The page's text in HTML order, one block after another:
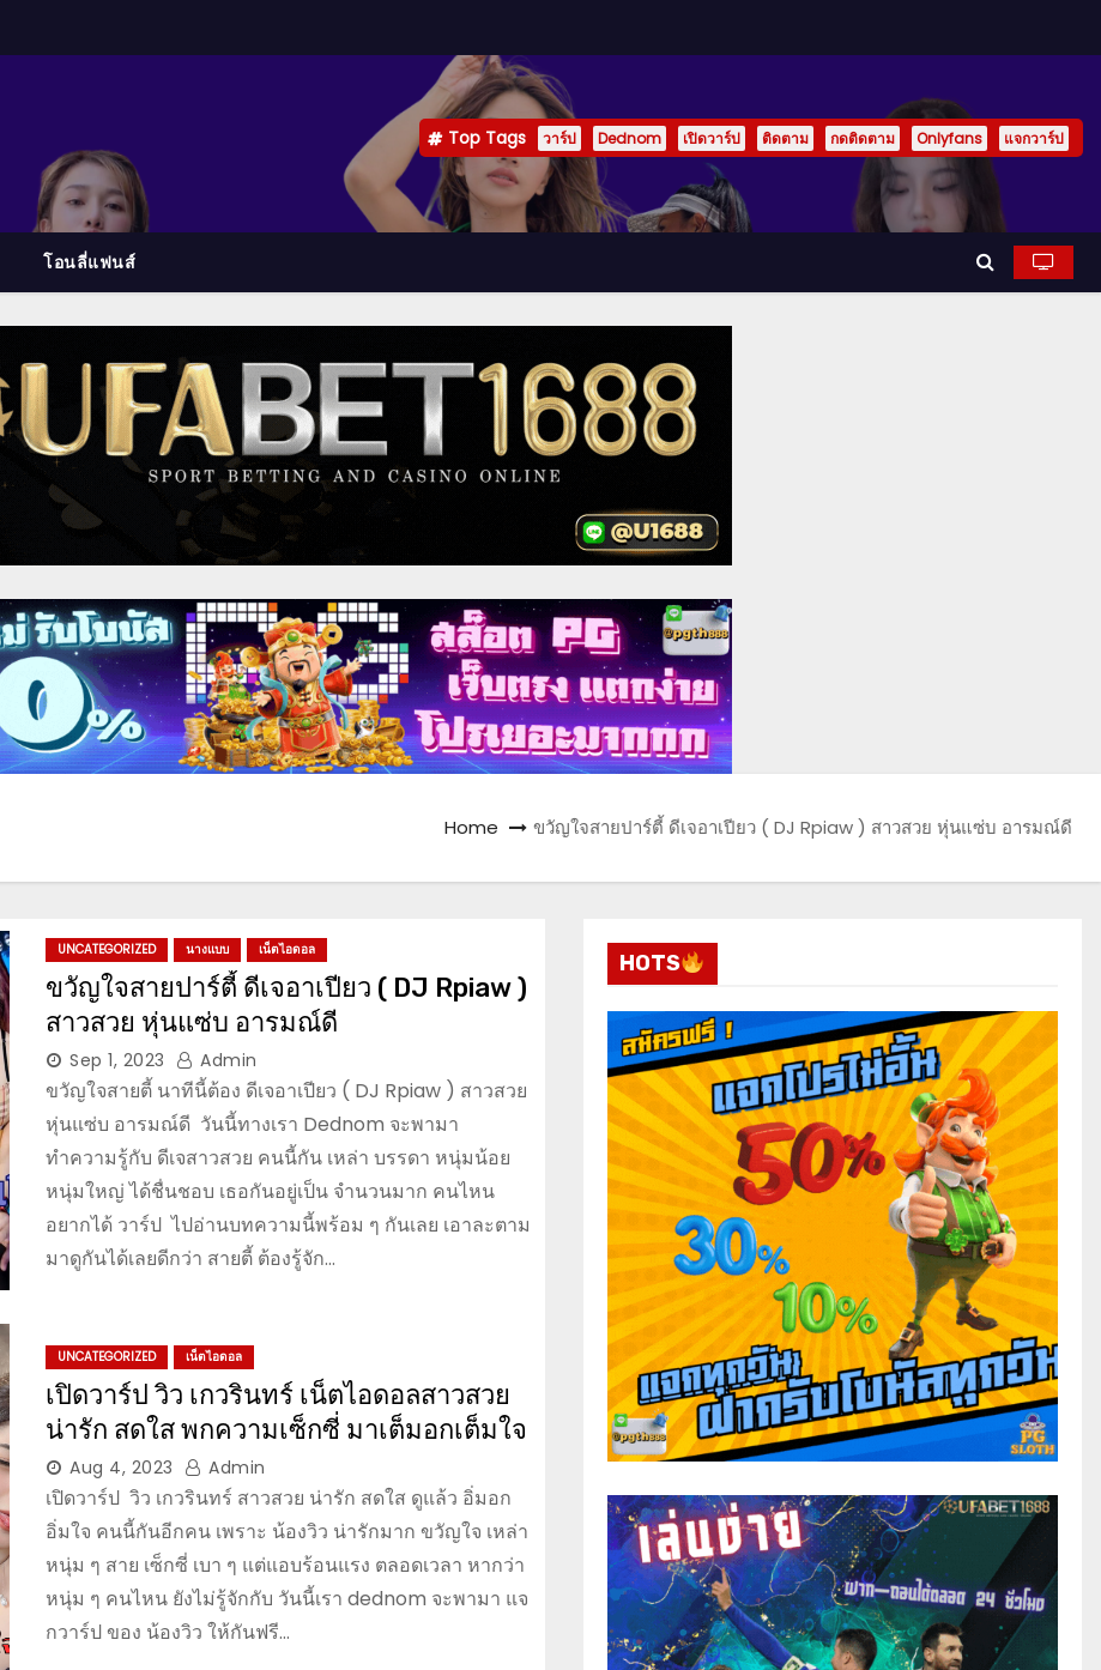
Top Tags วาร์ป Dednom เปิดวาร์ป ติดตาม กดติดตาม Onlyfans แจกวาร์ป
โอนลี่แฟนส์
Home ขวัญใจสายปาร์ตี้ ดีเจอาเปียว ( DJ Rpiaw ) สาวสวย หุ่นแซ่บ อารมณ์ดี
UNCATEGORIZED นางแบบ เน็ตไอดอล
ขวัญใจสายปาร์ตี้ ดีเจอาเปียว ( DJ Rpiaw )
สาวสวย หุ่นแซ่บ อารมณ์ดี
Sep 1, 2023 Admin
ขวัญใจสายตี้ นาทีนี้ต้อง ดีเจอาเปียว ( DJ Rpiaw ) สาวสวย
หุ่นแซ่บ อารมณ์ดี วันนี้ทางเรา Dednom จะพามา
ทำความรู้กับ ดีเจสาวสวย คนนี้กัน เหล่า บรรดา หนุ่มน้อย
หนุ่มใหญ่ ได้ชื่นชอบ เธอกันอยู่เป็น จำนวนมาก คนไหน
อยากได้ วาร์ป ไปอ่านบทความนี้พร้อม ๆ กันเลย เอาละตาม
มาดูกันได้เลยดีกว่า สายตี้ ต้องรู้จัก…
UNCATEGORIZED เน็ตไอดอล
เปิดวาร์ป วิว เกวรินทร์ เน็ตไอดอลสาวสวย
น่ารัก สดใส พกความเซ็กซี่ มาเต็มอกเต็มใจ
Aug 4, 2023 Admin
เปิดวาร์ป วิว เกวรินทร์ สาวสวย น่ารัก สดใส ดูแล้ว อิ่มอก
อิ่มใจ คนนี้กันอีกคน เพราะ น้องวิว น่ารักมาก ขวัญใจ เหล่า
หนุ่ม ๆ สาย เซ็กซี่ เบา ๆ แต่แอบร้อนแรง ตลอดเวลา หากว่า
หนุ่ม ๆ คนไหน ยังไม่รู้จักกับ วันนี้เรา dednom จะพามา แจ
กวาร์ป ของ น้องวิว ให้กันฟรี…
HOTS